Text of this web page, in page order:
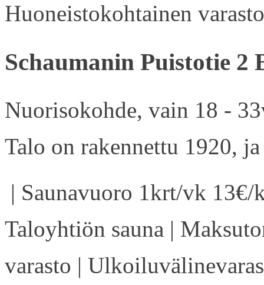
Huoneistokohtainen
Schaumanin Puistotie 2
Nuorisokohde, vain 18 -
Talo on rakennettu 1920,
| Saunavuoro 1krt/vk
Taloyhtiön sauna |
varasto |